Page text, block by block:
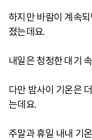
하지만 바람이 계속
졌는데요.
내일은 청정한 대기
다만 밤사이 기온은
는데요.
주말과 휴일 내내 기